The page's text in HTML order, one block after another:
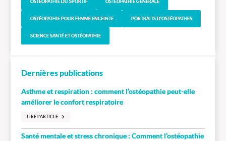
OSTÉOPATHIE DU SPORTIF OSTÉOPATHIE GÉNÉRALE
OSTÉOPATHIE POUR FEMME ENCEINTE PORTRAITS D'OSTÉOPATHES
SCIENCE SANTÉ ET OSTÉOPATHIE
Dernières publications
Asthme et respiration : comment l’ostéopathie peut-elle
améliorer le confort respiratoire
LIRE L'ARTICLE
Santé mentale et stress chronique : Comment l’ostéopathie